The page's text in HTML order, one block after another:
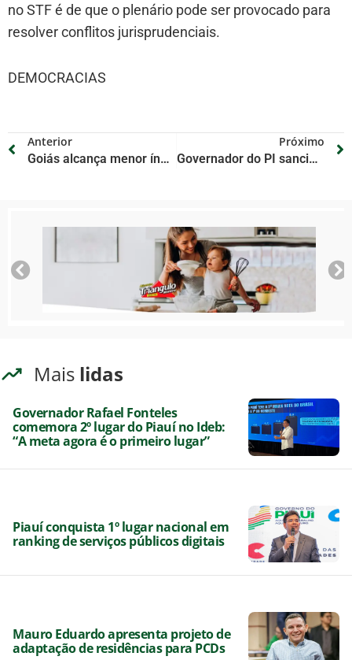
no STF é de que o plenário pode ser provocado para
resolver conflitos jurisprudenciais.
DEMOCRACIAS
Anterior
Goiás alcança menor índice de desemprego em 12 anos
Próximo
Governador do PI sanciona lei para democratizar o acesso à leitura e fortalecer bibliotecas comunitárias
Mais lidas
Governador Rafael Fonteles
comemora 2º lugar do Piauí no Ideb:
“A meta agora é o primeiro lugar”
Piauí conquista 1º lugar nacional em
ranking de serviços públicos digitais
Mauro Eduardo apresenta projeto de
adaptação de residências para PCDs